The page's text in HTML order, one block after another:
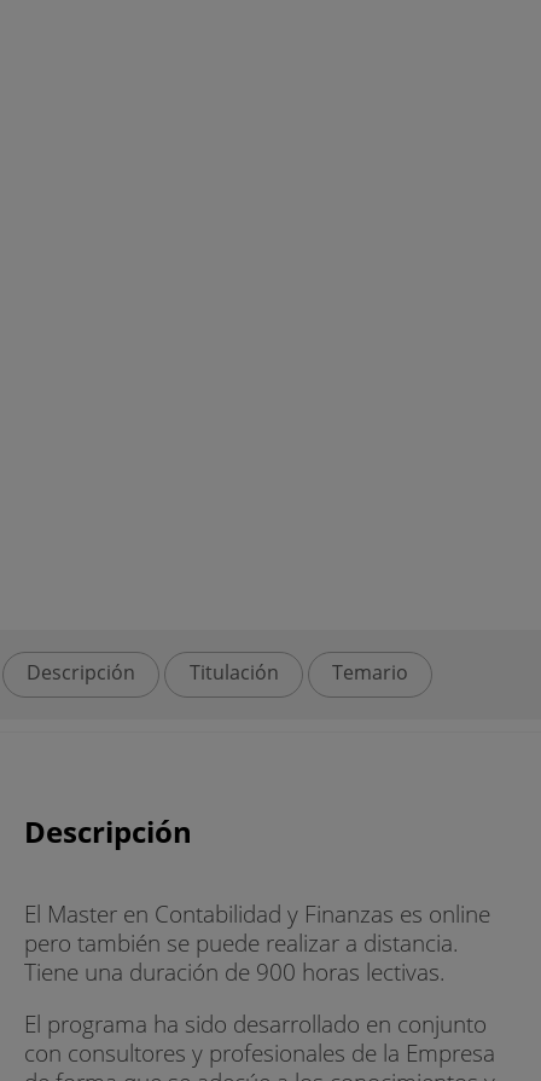
Descripción Titulación Temario
Descripción
El Master en Contabilidad y Finanzas es online
pero también se puede realizar a distancia.
Tiene una duración de 900 horas lectivas.
El programa ha sido desarrollado en conjunto
con consultores y profesionales de la Empresa